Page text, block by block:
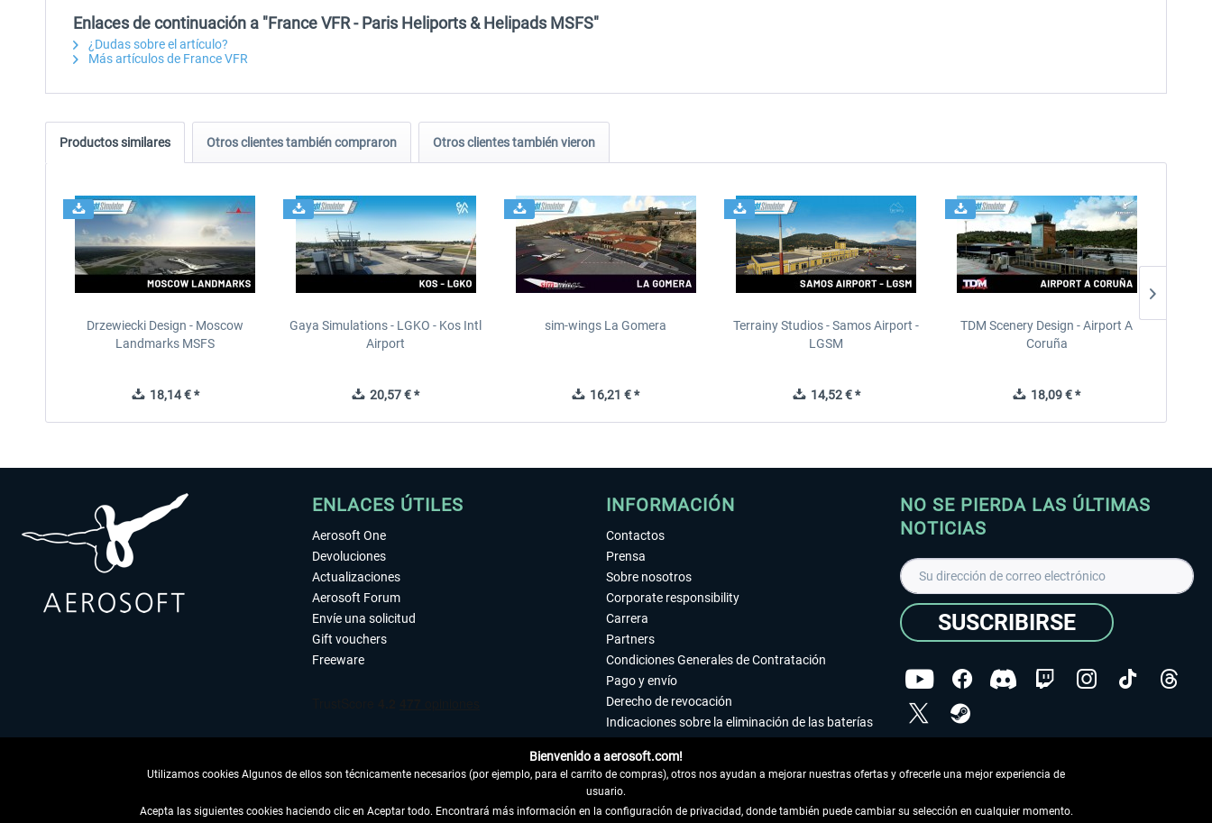
Enlaces de continuación a "France VFR - Paris Heliports & Helipads MSFS"
¿Dudas sobre el artículo?
Más artículos de France VFR
Productos similares Otros clientes también compraron Otros clientes también vieron
Drzewiecki Design - Moscow
Landmarks MSFS
18,14 € *
Gaya Simulations - LGKO - Kos Intl
Airport
20,57 € *
sim-wings La Gomera
16,21 € *
Terrainy Studios - Samos Airport -
LGSM
14,52 € *
TDM Scenery Design - Airport A
Coruña
18,09 € *
ENLACES ÚTILES
Aerosoft One
Devoluciones
Actualizaciones
Aerosoft Forum
Envíe una solicitud
Gift vouchers
Freeware
INFORMACIÓN
Contactos
Prensa
Sobre nosotros
Corporate responsibility
Carrera
Partners
Condiciones Generales de Contratación
Pago y envío
Derecho de revocación
Indicaciones sobre la eliminación de las baterías
Accesibilidad
Aviso legal
NO SE PIERDA LAS ÚLTIMAS
NOTICIAS
SUSCRIBIRSE
Copyright © Aerosoft GmbH - Todos los derechos
Bienvenido a aerosoft.com!
Utilizamos cookies Algunos de ellos son técnicamente necesarios (por ejemplo, para el carrito de compras), otros nos ayudan a mejorar nuestras ofertas y ofrecerle una mejor experiencia de
usuario.
Acepta las siguientes cookies haciendo clic en Aceptar todo. Encontrará más información en la configuración de privacidad, donde también puede cambiar su selección en cualquier momento.